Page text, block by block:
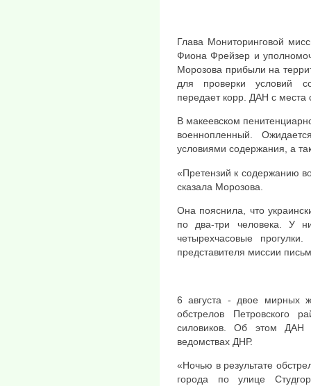
Глава Мониторинговой
Фиона Фрейзер и
Морозова прибыли на
для проверки условий
передает корр. ДАН с места
В макеевском
военнопленный.
условиями содержания, а
«Претензий к содержанию
сказала Морозова.
Она пояснила, что
по два-три человека. У
четырехчасовые
представителя миссии
6 августа - двое мирных
обстрелов Петровского
силовиков. Об этом ДАН
ведомствах ДНР.
«Ночью в результате
города по улице